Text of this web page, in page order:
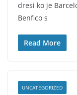
dresi ko je
Benfico s
Read More
UNCATEGORIZED